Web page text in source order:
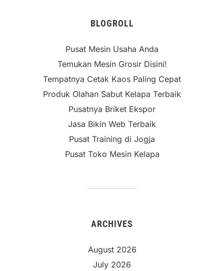
BLOGROLL
Pusat Mesin Usaha Anda
Temukan Mesin Grosir Disini!
Tempatnya Cetak Kaos Paling Cepat
Produk Olahan Sabut Kelapa Terbaik
Pusatnya Briket Ekspor
Jasa Bikin Web Terbaik
Pusat Training di Jogja
Pusat Toko Mesin Kelapa
ARCHIVES
August 2026
July 2026